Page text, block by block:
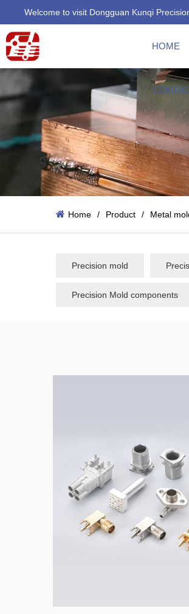
Welcome to visit Dongguan Kunqi
HOME
Home / Product / Metal
Precision mold
Precision Mold components